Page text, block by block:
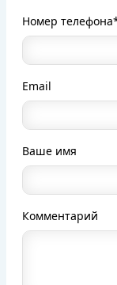
Номер
Email
Ваше имя
Комментарий